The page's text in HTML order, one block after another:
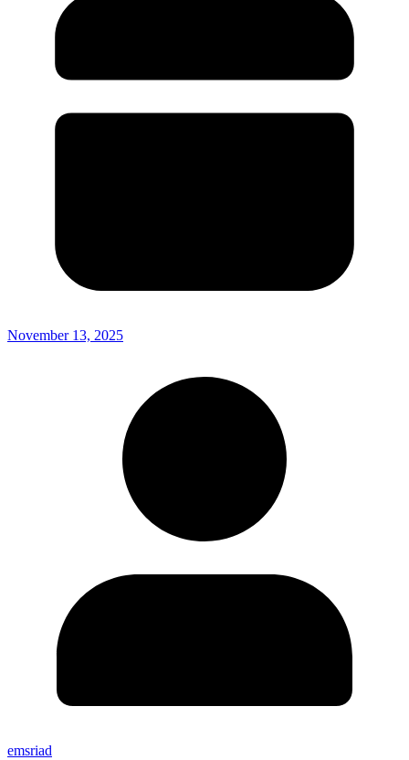
November 13, 2025
emsriad